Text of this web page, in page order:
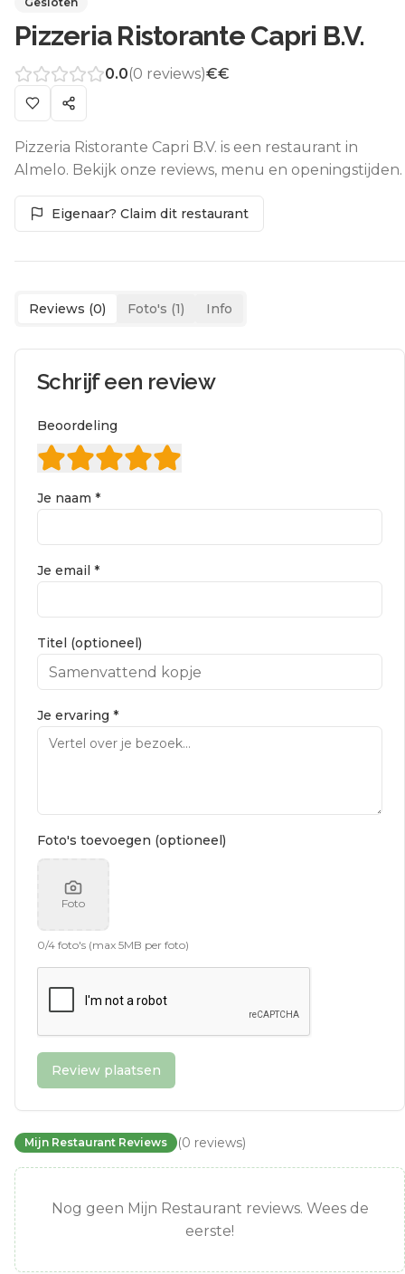
Pizzeria Ristorante Capri B.V.
0.0(0 reviews)€€
Pizzeria Ristorante Capri B.V. is een restaurant in
Almelo. Bekijk onze reviews, menu en openingstijden.
Eigenaar? Claim dit restaurant
Reviews (0) Foto's (1) Info
Schrijf een review
Beoordeling
Je naam *
Je email *
Titel (optioneel)
Je ervaring *
Foto's toevoegen (optioneel)
Foto
0/4 foto's (max 5MB per foto)
Review plaatsen
Mijn Restaurant Reviews (0 reviews)
Nog geen Mijn Restaurant reviews. Wees de
eerste!